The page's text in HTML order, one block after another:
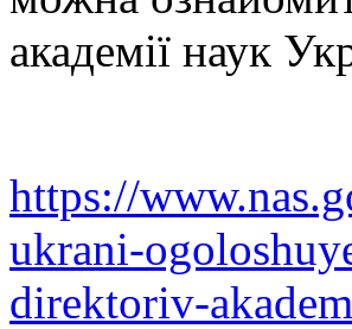
академії наук
https://
ukrani-
direktoriv-